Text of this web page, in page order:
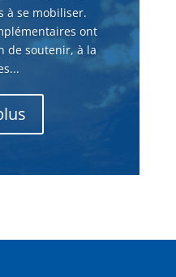
à se mobiliser.
ont
de soutenir, à la